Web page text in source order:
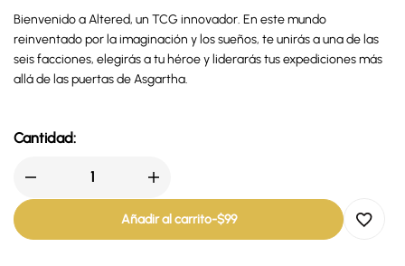
Bienvenido a Altered, un TCG innovador. En este mundo
reinventado por la imaginación y los sueños, te unirás a una de las
seis facciones, elegirás a tu héroe y liderarás tus expediciones más
allá de las puertas de Asgartha.
Cantidad:
Añadir al carrito-$99